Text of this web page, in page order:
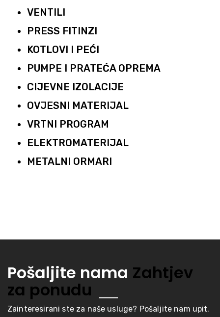
VENTILI
PRESS FITINZI
KOTLOVI I PEĆI
PUMPE I PRATEĆA OPREMA
CIJEVNE IZOLACIJE
OVJESNI MATERIJAL
VRTNI PROGRAM
ELEKTROMATERIJAL
METALNI ORMARI
Pošaljite nama Zahtjev
za ponudu
Zainteresirani ste za naše usluge? Pošaljite nam upit.